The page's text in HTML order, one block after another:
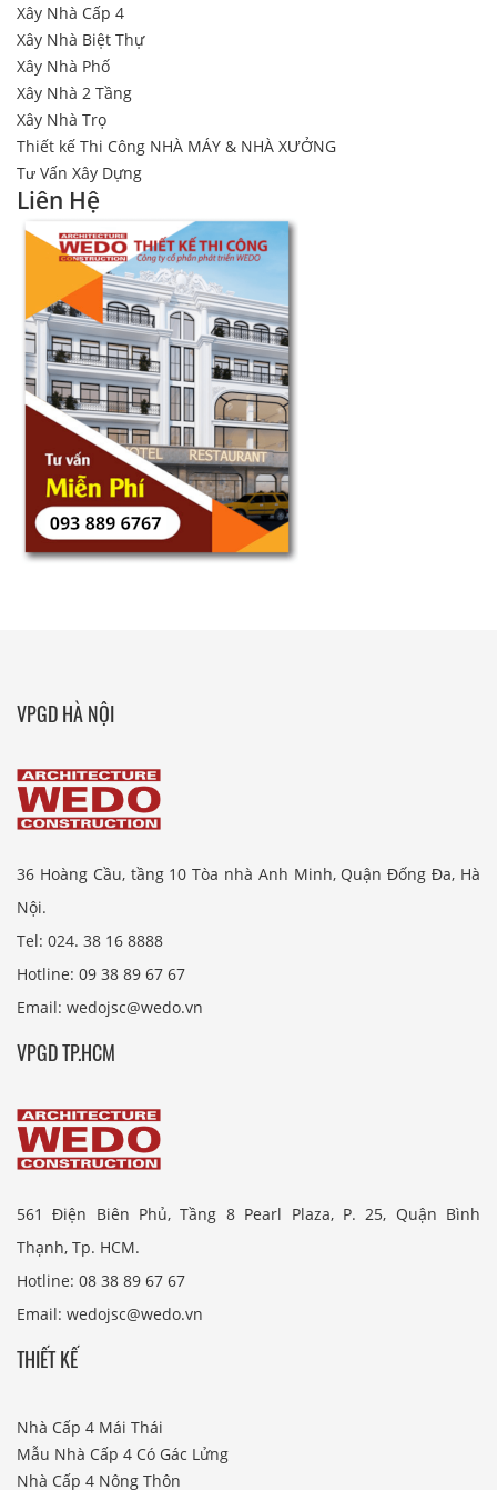
Xây Nhà Cấp 4
Xây Nhà Biệt Thự
Xây Nhà Phố
Xây Nhà 2 Tầng
Xây Nhà Trọ
Thiết kế Thi Công NHÀ MÁY & NHÀ XƯỞNG
Tư Vấn Xây Dựng
Liên Hệ
VPGD HÀ NỘI
36 Hoàng Cầu, tầng 10 Tòa nhà Anh Minh, Quận Đống Đa, Hà
Nội.
Tel: 024. 38 16 8888
Hotline: 09 38 89 67 67
Email: wedojsc@wedo.vn
VPGD TP.HCM
561 Điện Biên Phủ, Tầng 8 Pearl Plaza, P. 25, Quận Bình
Thạnh, Tp. HCM.
Hotline: 08 38 89 67 67
Email: wedojsc@wedo.vn
THIẾT KẾ
Nhà Cấp 4 Mái Thái
Mẫu Nhà Cấp 4 Có Gác Lửng
Nhà Cấp 4 Nông Thôn